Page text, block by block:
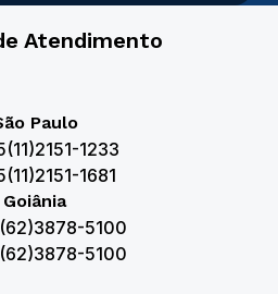
Atendimento
Paulo
1233
1681
Goiânia
5100
5100